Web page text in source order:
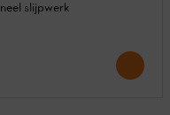
slijpwerk